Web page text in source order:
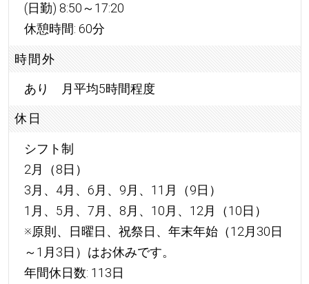
(日勤) 8:50～17:20
休憩時間: 60分
時間外
あり 月平均5時間程度
休日
シフト制
2月（8日）
3月、4月、6月、9月、11月（9日）
1月、5月、7月、8月、10月、12月（10日）
※原則、日曜日、祝祭日、年末年始（12月30日
～1月3日）はお休みです。
年間休日数: 113日